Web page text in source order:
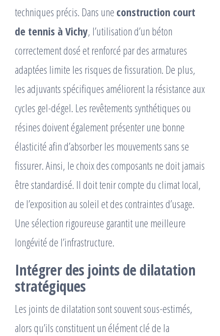
techniques précis. Dans une construction court
de tennis à Vichy, l’utilisation d’un béton
correctement dosé et renforcé par des armatures
adaptées limite les risques de fissuration. De plus,
les adjuvants spécifiques améliorent la résistance aux
cycles gel-dégel. Les revêtements synthétiques ou
résines doivent également présenter une bonne
élasticité afin d’absorber les mouvements sans se
fissurer. Ainsi, le choix des composants ne doit jamais
être standardisé. Il doit tenir compte du climat local,
de l’exposition au soleil et des contraintes d’usage.
Une sélection rigoureuse garantit une meilleure
longévité de l’infrastructure.
Intégrer des joints de dilatation
stratégiques
Les joints de dilatation sont souvent sous-estimés,
alors qu’ils constituent un élément clé de la